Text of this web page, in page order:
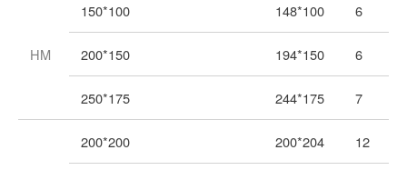
HM
150*100 148*100 6
200*150 194*150 6
250*175 244*175 7
200*200 200*204 12